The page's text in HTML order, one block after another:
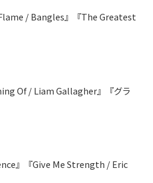
/ Bangles』『The Greatest
Of / Liam Gallagher』『グラ
』『Give Me Strength / Eric